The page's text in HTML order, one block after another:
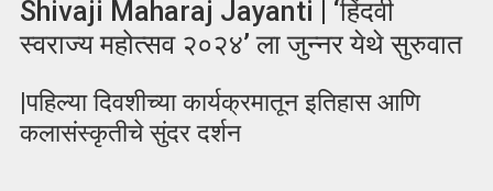
Shivaji Maharaj Jayanti | ‘हिंदवी
स्वराज्य महोत्सव २०२४’ ला जुन्नर येथे सुरुवात
|पहिल्या दिवशीच्या कार्यक्रमातून इतिहास आणि
कलासंस्कृतीचे सुंदर दर्शन